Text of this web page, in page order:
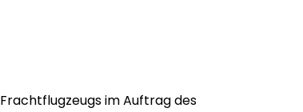
im Auftrag des